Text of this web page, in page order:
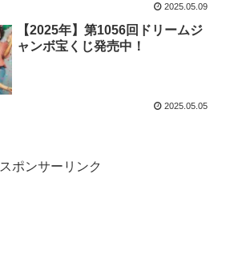
2025.05.09
【2025年】第1056回ドリームジ
ャンボ宝くじ発売中！
2025.05.05
スポンサーリンク